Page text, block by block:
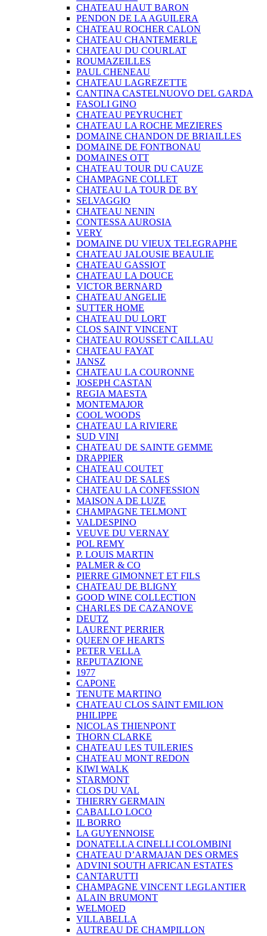
CHATEAU HAUT BARON
PENDON DE LA AGUILERA
CHATEAU ROCHER CALON
CHATEAU CHANTEMERLE
CHATEAU DU COURLAT
ROUMAZEILLES
PAUL CHENEAU
CHATEAU LAGREZETTE
CANTINA CASTELNUOVO DEL GARDA
FASOLI GINO
CHATEAU PEYRUCHET
CHATEAU LA ROCHE MEZIERES
DOMAINE CHANDON DE BRIAILLES
DOMAINE DE FONTBONAU
DOMAINES OTT
CHATEAU TOUR DU CAUZE
CHAMPAGNE COLLET
CHATEAU LA TOUR DE BY
SELVAGGIO
CHATEAU NENIN
CONTESSA AUROSIA
VERY
DOMAINE DU VIEUX TELEGRAPHE
CHATEAU JALOUSIE BEAULIE
CHATEAU GASSIOT
CHATEAU LA DOUCE
VICTOR BERNARD
CHATEAU ANGELIE
SUTTER HOME
CHATEAU DU LORT
CLOS SAINT VINCENT
CHATEAU ROUSSET CAILLAU
CHATEAU FAYAT
JANSZ
CHATEAU LA COURONNE
JOSEPH CASTAN
REGIA MAESTA
MONTEMAJOR
COOL WOODS
CHATEAU LA RIVIERE
SUD VINI
CHATEAU DE SAINTE GEMME
DRAPPIER
CHATEAU COUTET
CHATEAU DE SALES
CHATEAU LA CONFESSION
MAISON A DE LUZE
CHAMPAGNE TELMONT
VALDESPINO
VEUVE DU VERNAY
POL REMY
P. LOUIS MARTIN
PALMER & CO
PIERRE GIMONNET ET FILS
CHATEAU DE BLIGNY
GOOD WINE COLLECTION
CHARLES DE CAZANOVE
DEUTZ
LAURENT PERRIER
QUEEN OF HEARTS
PETER VELLA
REPUTAZIONE
1977
CAPONE
TENUTE MARTINO
CHATEAU CLOS SAINT EMILION
PHILIPPE
NICOLAS THIENPONT
THORN CLARKE
CHATEAU LES TUILERIES
CHATEAU MONT REDON
KIWI WALK
STARMONT
CLOS DU VAL
THIERRY GERMAIN
CABALLO LOCO
IL BORRO
LA GUYENNOISE
DONATELLA CINELLI COLOMBINI
CHATEAU D’ARMAJAN DES ORMES
ADVINI SOUTH AFRICAN ESTATES
CANTARUTTI
CHAMPAGNE VINCENT LEGLANTIER
ALAIN BRUMONT
WELMOED
VILLABELLA
AUTREAU DE CHAMPILLON